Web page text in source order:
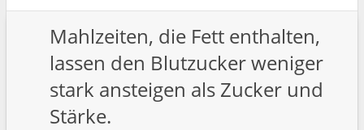
Mahlzeiten, die Fett enthalten,
lassen den Blutzucker weniger
stark ansteigen als Zucker und
Stärke.